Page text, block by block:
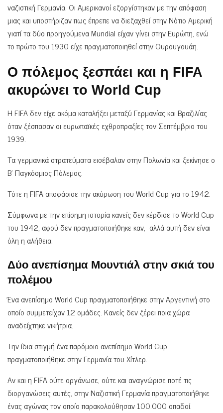
ναζιστική Γερμανία. Oι Αμερικανοί εξοργίστηκαν με την απόφαση
μιας και υποστήριζαν πως έπρεπε να διεξαχθεί στην Νότιο Αμερική
γιατί τα δύο προηγούμενα Mundial είχαν γίνει στην Ευρώπη, ενώ
το πρώτο του 1930 είχε πραγματοποιηθεί στην Ουρουγουάη.
Ο πόλεμος ξεσπάει και η FIFA
ακυρώνει τo World Cup
Η FIFA δεν είχε ακόμα καταλήξει μεταξύ Γερμανίας και Βραζιλίας
όταν ξέσπασαν οι ευρωπαϊκές εχθροπραξίες τον Σεπτέμβριο του
1939.
Τα γερμανικά στρατεύματα εισέβαλαν στην Πολωνία και ξεκίνησε ο
Β’ Παγκόσμιος Πόλεμος.
Τότε η FIFA αποφάσισε την ακύρωση του World Cup για το 1942.
Σύμφωνα με την επίσημη ιστορία κανείς δεν κέρδισε το World Cup
του 1942, αφού δεν πραγματοποιήθηκε καν, αλλά αυτή δεν είναι
όλη η αλήθεια.
Δύο ανεπίσημα Μουντιάλ στην σκιά του
πολέμου
Ένα ανεπίσημο World Cup πραγματοποιήθηκε στην Αργεντινή στο
οποίο συμμετείχαν 12 ομάδες. Κανείς δεν ξέρει ποια χώρα
αναδείχτηκε νικήτρια.
Την ίδια στιγμή ένα παρόμοιο ανεπίσημο World Cup
πραγματοποιήθηκε στην Γερμανία του Χίτλερ.
Αν και η FIFA ούτε οργάνωσε, ούτε και αναγνώρισε ποτέ τις
διοργανώσεις αυτές, στην Ναζιστική Γερμανία πραγματοποιήθηκε
ένας αγώνας τον οποίο παρακολούθησαν 100.000 οπαδοί.